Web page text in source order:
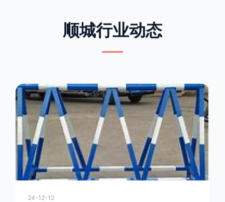
顺城行业动态
24-12-12